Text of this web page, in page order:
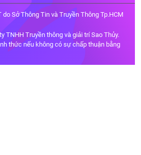
Sở Thông Tin và Truyền Thông Tp.HCM
TNHH Truyền thông và giải trí Sao Thủy.
thức nếu không có sự chấp thuận bằng